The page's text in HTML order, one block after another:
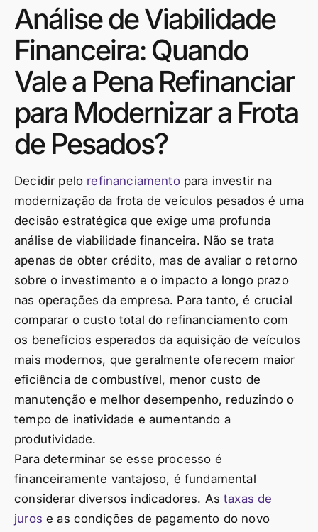
Análise de Viabilidade
Financeira: Quando
Vale a Pena Refinanciar
para Modernizar a Frota
de Pesados?
Decidir pelo refinanciamentopara investir na
modernização da frota de veículos pesados é uma
decisão estratégica que exige uma profunda
análise de viabilidade financeira. Não se trata
apenas de obter crédito, mas de avaliar o retorno
sobre o investimento e o impacto a longo prazo
nas operações da empresa. Para tanto, é crucial
comparar o custo total do refinanciamento com
os benefícios esperados da aquisição de veículos
mais modernos, que geralmente oferecem maior
eficiência de combustível, menor custo de
manutenção e melhor desempenho, reduzindo o
tempo de inatividade e aumentando a
produtividade.
Para determinar se esse processo é
financeiramente vantajoso, é fundamental
considerar diversos indicadores. Astaxas de
juros e as condições de pagamento do novo